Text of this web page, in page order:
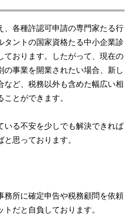
、各種許認可申請の専門家たる行
タントの国家資格たる中小企業診
ております。したがって、現在の
の事業を開業されたい場合、新し
など、税務以外も含めた幅広い相
とができます。
いる不安を少しでも解決できれば
思っております。
務所に確定申告や税務顧問を依頼
だと自負しております。